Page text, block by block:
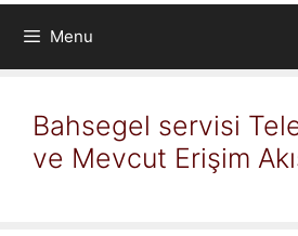
Menu
Bahsegel servisi
ve Mevcut Erişim